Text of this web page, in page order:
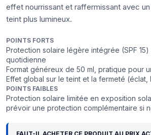
effet nourrissant et raffermissant avec
teint plus lumineux.
POINTS FORTS
Protection solaire légère intégrée (SPF
quotidienne
Format généreux de 50 ml, pratique pour
Effet global sur le teint et la fermeté (éclat,
POINTS FAIBLES
Protection solaire limitée en exposition
prévoir une protection complémentaire si